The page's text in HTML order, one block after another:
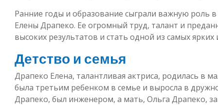
Ранние годы и образование сыграли важную роль
Елены Драпеко. Ее огромный труд, талант и
высоких результатов и стать одной из самых
Детство и семья
Драпеко Елена, талантливая актриса, родилась в
была третьим ребенком в семье и выросла в
Драпеко, был инженером, а мать, Ольга Драпеко,